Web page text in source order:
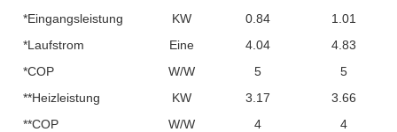
*Eingangsleistung
KW 0.84
1.01
*Laufstrom
Eine 4.04
4.83
*COP
W/W 5
5
**Heizleistung
KW 3.17
3.66
**COP
W/W 4
4